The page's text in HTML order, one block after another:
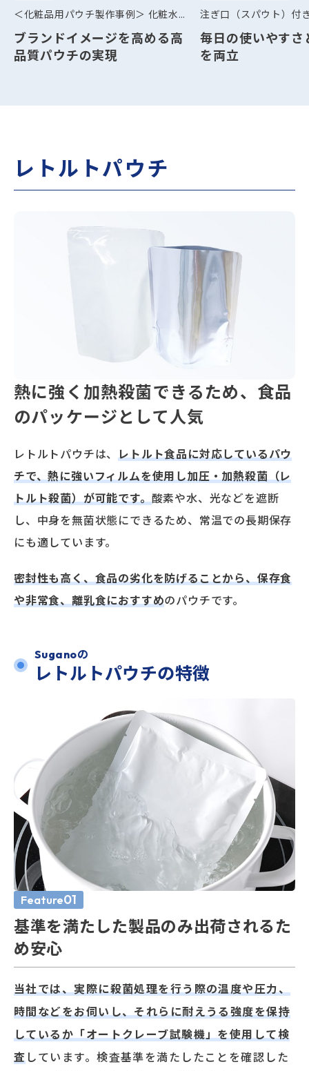
＜化粧品用パウチ製作事例＞ 化粧水・美容クリーム・サンプル品などにも対応可能な高品質包材
ブランドイメージを高める高
品質パウチの実現
毎日の使いやすさ
を両立
レトルトパウチ
熱に強く加熱殺菌できるため、食品
のパッケージとして人気
レトルトパウチは、レトルト食品に対応しているパウ
チで、熱に強いフィルムを使用し加圧・加熱殺菌（レ
トルト殺菌）が可能です。酸素や水、光などを遮断
し、中身を無菌状態にできるため、常温での長期保存
にも適しています。
密封性も高く、食品の劣化を防げることから、保存食
や非常食、離乳食におすすめのパウチです。
Suganoの
レトルトパウチの特徴
Feature01
基準を満たした製品のみ出荷されるた
め安心
当社では、実際に殺菌処理を行う際の温度や圧力、
時間などをお伺いし、それらに耐えうる強度を保持
しているか「オートクレーブ試験機」を使用して検
査 しています。検査基準を満たしたことを確認した